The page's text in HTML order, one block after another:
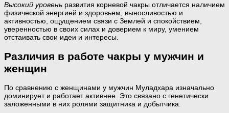
Высокий уровень развития корневой чакры отличается наличием
физической энергией и здоровьем, выносливостью и
активностью, ощущением связи с Землей и спокойствием,
уверенностью в своих силах и доверием к миру, умением
отстаивать свои идеи и интересы.
Различия в работе чакры у мужчин и
женщин
По сравнению с женщинами у мужчин Муладхара изначально
доминирует и работает активнее. Это связано с генетически
заложенными в них ролями защитника и добытчика.